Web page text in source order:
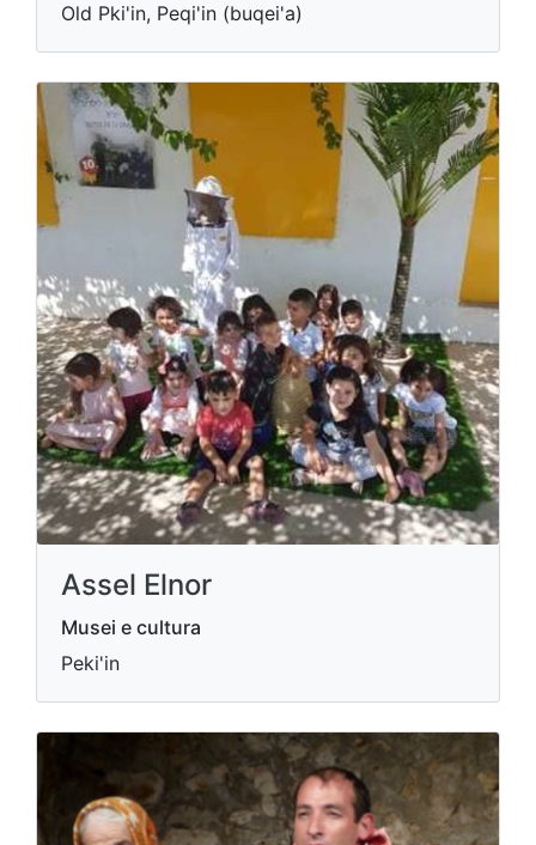
Old Pki'in, Peqi'in (buqei'a)
Assel Elnor
Musei e cultura
Peki'in